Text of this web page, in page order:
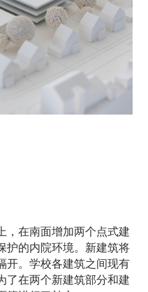
，在南面增加两个点式建
护的内院环境。新建筑将
开。学校各建筑之间现有
了在两个新建筑部分和建